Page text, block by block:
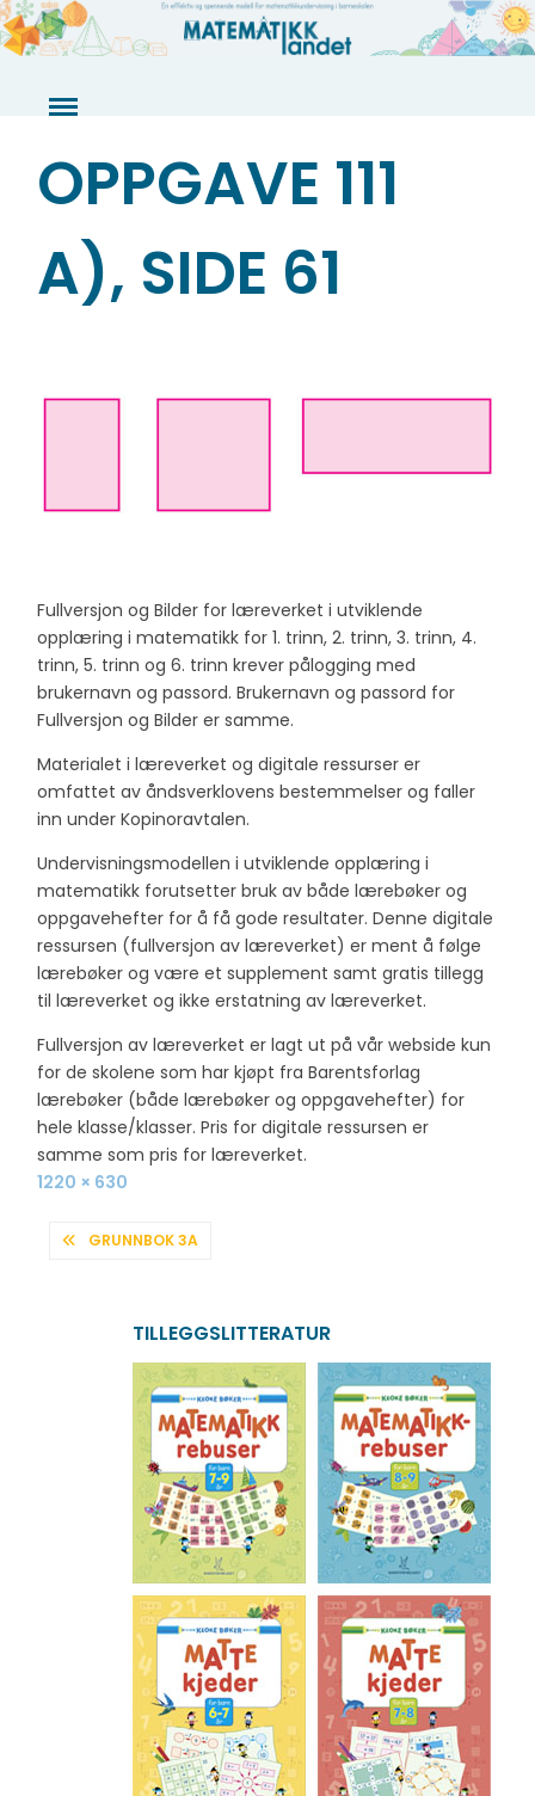
Skip
to
OPPGAVE 111
A), SIDE 61
Fullversjon og Bilder for læreverket i utviklende
opplæring i matematikk for 1. trinn, 2. trinn, 3. trinn, 4.
trinn, 5. trinn og 6. trinn krever pålogging med
brukernavn og passord. Brukernavn og passord for
Fullversjon og Bilder er samme.
Materialet i læreverket og digitale ressurser er
omfattet av åndsverklovens bestemmelser og faller
inn under Kopinoravtalen.
Undervisningsmodellen i utviklende opplæring i
matematikk forutsetter bruk av både lærebøker og
oppgavehefter for å få gode resultater. Denne digitale
ressursen (fullversjon av læreverket) er ment å følge
lærebøker og være et supplement samt gratis tillegg
til læreverket og ikke erstatning av læreverket.
Fullversjon av læreverket er lagt ut på vår webside kun
for de skolene som har kjøpt fra Barentsforlag
lærebøker (både lærebøker og oppgavehefter) for
hele klasse/klasser. Pris for digitale ressursen er
samme som pris for læreverket.
Full
1220 × 630
INNLEGGSNAVIGASJON
GRUNNBOK 3A
TILLEGGSLITTERATUR